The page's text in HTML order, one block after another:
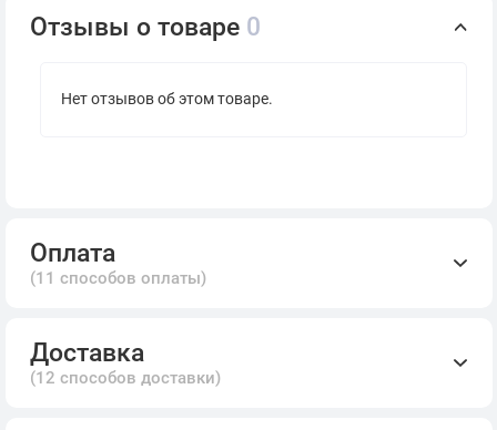
Отзывы о товаре 0
Нет отзывов об этом товаре.
Оплата
(11 способов оплаты)
Доставка
(12 способов доставки)